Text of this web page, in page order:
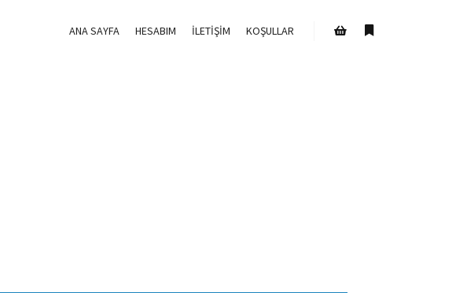
ANA SAYFA HESABIM İLETIŞIM KOŞULLAR